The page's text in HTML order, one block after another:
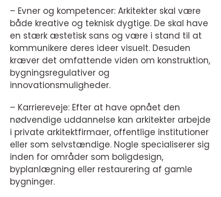
– Evner og kompetencer: Arkitekter skal være
både kreative og teknisk dygtige. De skal have
en stærk æstetisk sans og være i stand til at
kommunikere deres ideer visuelt. Desuden
kræver det omfattende viden om konstruktion,
bygningsregulativer og
innovationsmuligheder.
– Karriereveje: Efter at have opnået den
nødvendige uddannelse kan arkitekter arbejde
i private arkitektfirmaer, offentlige institutioner
eller som selvstændige. Nogle specialiserer sig
inden for områder som boligdesign,
byplanlægning eller restaurering af gamle
bygninger.